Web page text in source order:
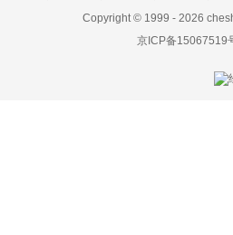
Copyright © 1999 - 2026
京ICP备15067519